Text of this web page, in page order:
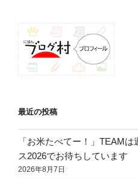
最近の投稿
「お米たべてー！」TEAM
ス2026でお待ちしています
2026年8月7日